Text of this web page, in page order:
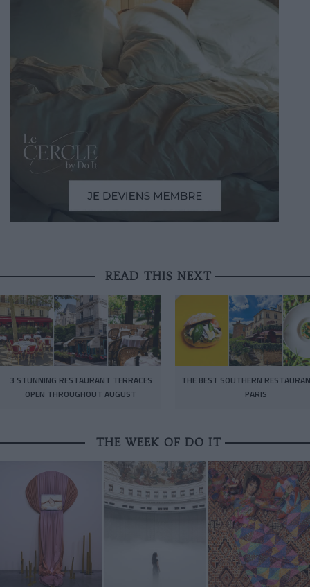
READ THIS NEXT
3 STUNNING RESTAURANT TERRACES
OPEN THROUGHOUT AUGUST
THE BEST SOUTHERN
PARIS
THE WEEK OF DO IT